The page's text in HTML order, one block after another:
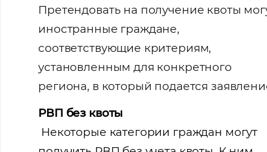
Претендовать на получение квоты
иностранные граждане,
соответствующие критериям,
установленным для конкретного
региона, в который подается
РВП без квоты
Некоторые категории граждан могут